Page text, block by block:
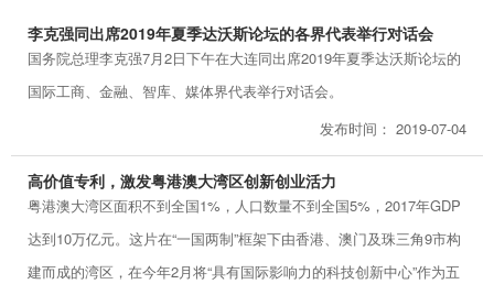
李克强同出席2019年夏季达沃斯论坛的各界代表举行对话会
国务院总理李克强7月2日下午在大连同出席2019年夏季达沃斯论坛的
国际工商、金融、智库、媒体界代表举行对话会。
发布时间： 2019-07-04
高价值专利，激发粤港澳大湾区创新创业活力
粤港澳大湾区面积不到全国1%，人口数量不到全国5%，2017年GDP
达到10万亿元。这片在“一国两制”框架下由香港、澳门及珠三角9市构
建而成的湾区，在今年2月将“具有国际影响力的科技创新中心”作为五